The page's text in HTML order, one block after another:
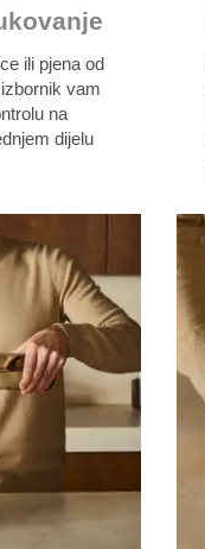
ili pjena od
vam
na
dijelu